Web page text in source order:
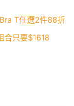
T任選2件88折
合只要$1618